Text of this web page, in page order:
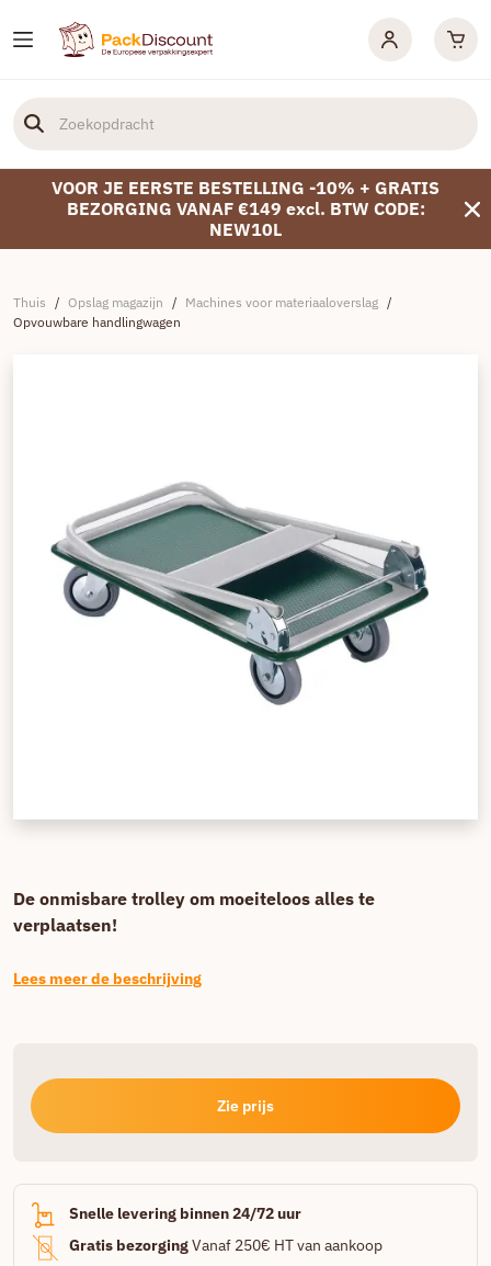
VOOR JE EERSTE BESTELLING -10% + GRATIS
BEZORGING VANAF €149 excl. BTW CODE:
NEW10L
Thuis / Opslag magazijn / Machines voor materiaaloverslag /
Opvouwbare handlingwagen
De onmisbare trolley om moeiteloos alles te
verplaatsen!
Lees meer de beschrijving
Zie prijs
Snelle levering binnen 24/72 uur
Gratis bezorgingVanaf 250€ HT van aankoop